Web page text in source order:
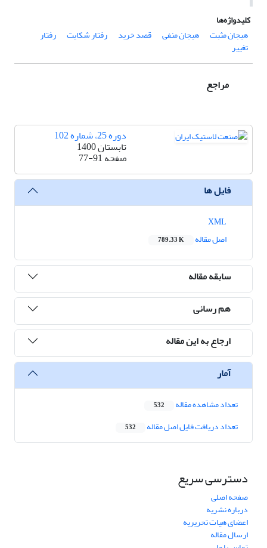
کلیدواژه‌ها
هیجان مثبت
هیجان منفی قصد خرید رفتار شکایت رفتار
تغییر
مراجع
دوره 25، شماره 102
تابستان 1400
صفحه77-91
فایل ها
اصل مقاله
789.33 K
سابقه مقاله
هم رسانی
ارجاع به این مقاله
آمار
تعداد مشاهده مقاله 532
تعداد دریافت فایل اصل مقاله 532
دسترسی سریع
صفحه اصلی
درباره نشریه
اعضای هیات تحریریه
ارسال مقاله